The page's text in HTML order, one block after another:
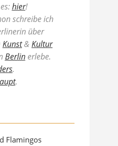
hier!
schreibe ich
über
Kunst& Kultur
Berlinerlebe.
.
.
Flamingos